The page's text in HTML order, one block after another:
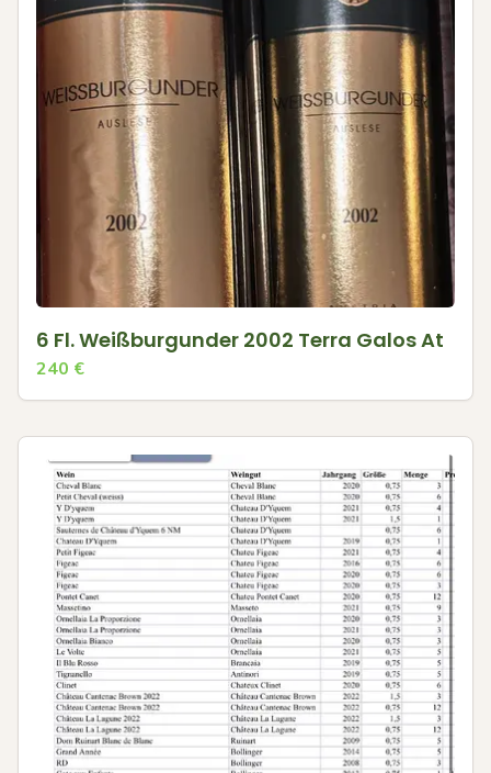
6 Fl. Weißburgunder 2002 Terra Galos At
240 €